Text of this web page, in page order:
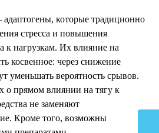
которые традиционно
стресса и повышения
к нагрузкам. Их влияние на
косвенное: через снижение
уменьшать вероятность срывов.
о прямом влиянии на тягу к
не заменяют
Кроме того, возможны